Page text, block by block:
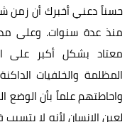
حسناً دعني أخبرك أن زمن
منذ عدة سنوات. وعلى
معتاد بشكل أكبر على
المظلمة والخلفيات
واحاطتهم علماً بأن الوضع
لعين الإنسان لأنه لا